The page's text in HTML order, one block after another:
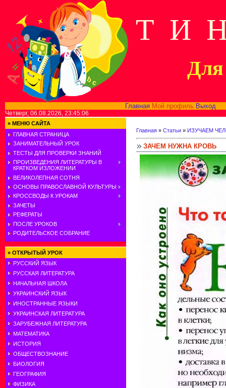
Т И
Для
Главная Мой профиль Выход
Четверг, 06.08.2026, 23:45:06
» МЕНЮ САЙТА
ГЛАВНАЯ СТРАНИЦА
ЗАНИМАТЕЛЬНЫЙ УРОК
ТЕСТЫ ДЛЯ ПРОВЕРКИ ЗНАНИЙ
ПРОИЗВЕДЕНИЯ ЛИТЕРАТУРЫ В
КРАТКОМ ИЗЛОЖЕНИИ
ВЕЛИКОЛЕПНАЯ СОТНЯ
ОСНОВЫ ПРАВОСЛАВНОЙ КУЛЬТУРЫ
КРОССВОДЫ К УРОКАМ
ЗАЧЕТЫ
РЕФЕРАТЫ
ПОСЛЕ УРОКОВ
РОДИТЕЛЬСКОЕ СОБРАНИЕ
» ОТКРЫТЫЙ УРОК
РУССКИЙ ЯЗЫК
РУССКАЯ ЛИТЕРАТУРА
НАЧАЛЬНАЯ ШКОЛА
УКРАИНСКИЙ ЯЗЫК
ИНОСТРАННЫЕ ЯЗЫКИ
УКРАИНСКАЯ ЛИТЕРАТУРА
ЗАРУБЕЖНАЯ ЛИТЕРАТУРА
МАТЕМАТИКА
ИСТОРИЯ
ОБЩЕСТВОЗНАНИЕ
БИОЛОГИЯ
ГЕОГРАФИЯ
ФИЗИКА
Главная » Статьи » ИЗУЧАЕМ
ЗАЧЕМ НУЖНА КРОВЬ